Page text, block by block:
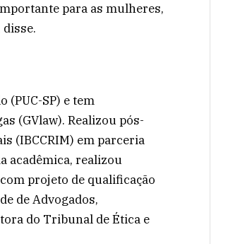
para as mulheres,
disse.
(PUC-SP) e tem
(GVlaw). Realizou pós-
(IBCCRIM) em parceria
acadêmica, realizou
projeto de qualificação
de Advogados,
do Tribunal de Ética e